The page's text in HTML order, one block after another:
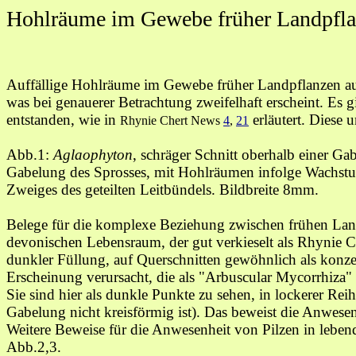
Hohlräume im Gewebe früher
Auffällige Hohlräume im Gewebe früher Landpflanzen
was bei genauerer Betrachtung zweifelhaft erscheint. Es
entstanden, wie in Rhynie Chert News 4, 21 erläutert. Diese
Abb.1: Aglaophyton, schräger Schnitt oberhalb einer
Gabelung des Sprosses, mit Hohlräumen infolge
Zweiges des geteilten Leitbündels. Bildbreite 8mm.
Belege für die komplexe Beziehung zwischen frühen
devonischen Lebensraum, der gut verkieselt als Rhynie
dunkler Füllung, auf Querschnitten gewöhnlich als
Erscheinung verursacht, die als "Arbuscular
Sie sind hier als dunkle Punkte zu sehen, in lockerer
Gabelung nicht kreisförmig ist). Das beweist die
Weitere Beweise fürdie Anwesenheit von Pilzen in
Abb.2,3.